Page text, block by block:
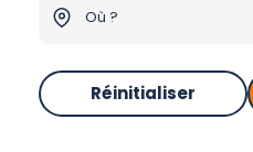
Réinitialiser